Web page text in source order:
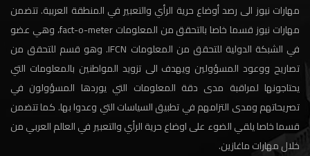
مهارات نيوز الى رصد أوضاع حرية الرأي والتعبير في المنطقة العربية. تتضمن
مهارات نيوز قسما خاصا بالتحقق من المعلومات fact-o-meter، وهي عضو
في الشبكة الدولية للتحقق من المعلومات IFCN. وهو قسم للتحقق من
تصاريح ووعود المسؤولين ويهدف الى تزويد المواطنين بالمعلومات التي
يحتاجونها لمراقبة مدى دقة المعلومات التي يوردها المسؤولون في
تصريحاتهم ومدى التزامهم في تطبيق السياسات التي وعدوا بها. كما تتضمن
قسما خاصا يلقي الضوء على اوضاع حرية الرأي والتعبير في العالم العربي من
خلال مهارات ماغازين.